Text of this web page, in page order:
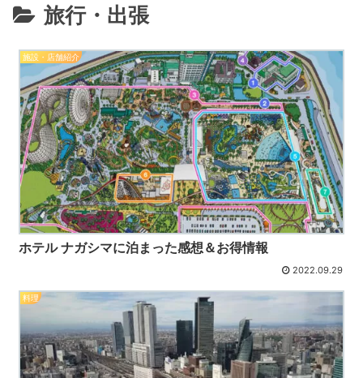
旅行・出張
施設・店舗紹介
ホテル ナガシマに泊まった感想＆お得情報
2022.09.29
料理